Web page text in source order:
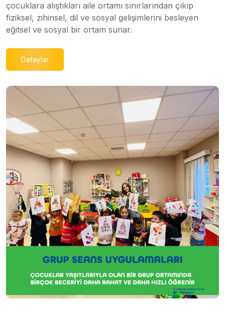
çocuklara alıştıkları aile ortamı sınırlarından çıkıp
fiziksel, zihinsel, dil ve sosyal gelişimlerini besleyen
eğitsel ve sosyal bir ortam sunar.
Detaylar